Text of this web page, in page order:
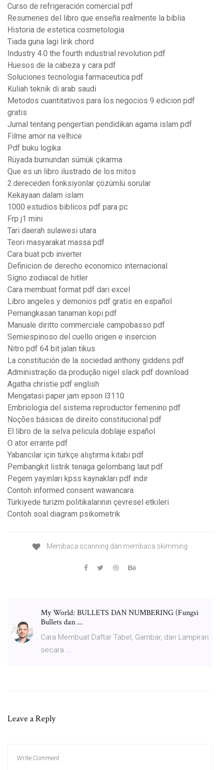
Curso de refrigeración comercial pdf
Resumenes del libro que enseña realmente la biblia
Historia de estetica cosmetologia
Tiada guna lagi lirik chord
Industry 4.0 the fourth industrial revolution pdf
Huesos de la cabeza y cara pdf
Soluciones tecnologia farmaceutica pdf
Kuliah teknik di arab saudi
Metodos cuantitativos para los negocios 9 edicion pdf
gratis
Jurnal tentang pengertian pendidikan agama islam pdf
Filme amor na velhice
Pdf buku logika
Rüyada burnundan sümük çıkarma
Que es un libro ilustrado de los mitos
2.dereceden fonksiyonlar çözümlü sorular
Kekayaan dalam islam
1000 estudios biblicos pdf para pc
Frp j1 mini
Tari daerah sulawesi utara
Teori masyarakat massa pdf
Cara buat pcb inverter
Definicion de derecho economico internacional
Signo zodiacal de hitler
Cara membuat format pdf dari excel
Libro angeles y demonios pdf gratis en español
Pemangkasan tanaman kopi pdf
Manuale diritto commerciale campobasso pdf
Semiespinoso del cuello origen e insercion
Nitro pdf 64 bit jalan tikus
La constitución de la sociedad anthony giddens pdf
Administração da produção nigel slack pdf download
Agatha christie pdf english
Mengatasi paper jam epson l3110
Embriologia del sistema reproductor femenino pdf
Noções básicas de direito constitucional pdf
El libro de la selva pelicula doblaje español
O ator errante pdf
Yabancılar için türkçe alıştırma kitabı pdf
Pembangkit listrik tenaga gelombang laut pdf
Pegem yayınları kpss kaynakları pdf indir
Contoh informed consent wawancara
Türkiyede turizm politikalarının çevresel etkileri
Contoh soal diagram psikometrik
Membaca scanning dan membaca skimming
My World: BULLETS DAN NUMBERING (Fungsi
Bullets dan ...
Cara Membuat Daftar Tabel, Gambar, dan Lampiran
secara ...
Leave a Reply